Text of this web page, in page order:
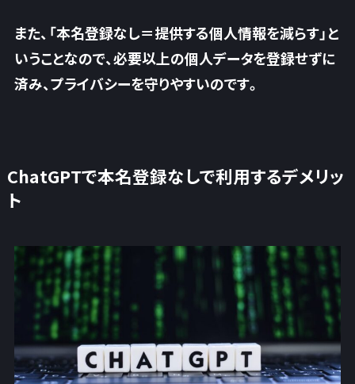
また、「本名登録なし＝提供する個人情報を減らす」と
いうことなので、必要以上の個人データを登録せずに
済み、プライバシーを守りやすいのです。
ChatGPTで本名登録なしで利用するデメリッ
ト